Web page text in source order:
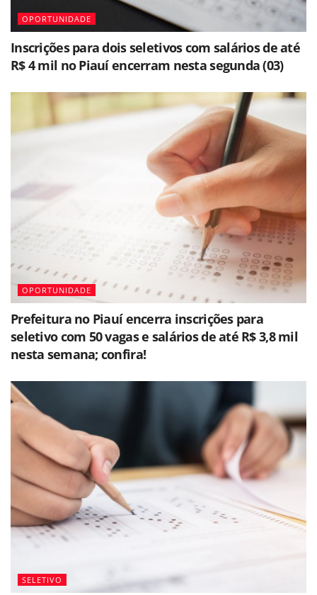
OPORTUNIDADE
Inscrições para dois seletivos com salários de até
R$ 4 mil no Piauí encerram nesta segunda (03)
OPORTUNIDADE
Prefeitura no Piauí encerra inscrições para
seletivo com 50 vagas e salários de até R$ 3,8 mil
nesta semana; confira!
SELETIVO